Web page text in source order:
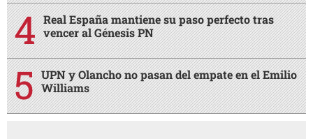
Real España mantiene su paso perfecto tras
vencer al Génesis PN
UPN y Olancho no pasan del empate en el Emilio
Williams